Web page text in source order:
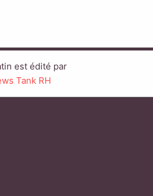
est édité par
Tank RH